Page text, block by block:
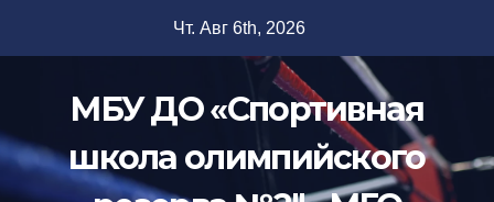
Чт. Авг 6th, 2026
МБУ ДО «Спортивная
школа олимпийского